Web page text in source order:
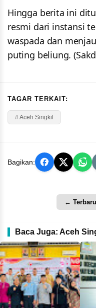
Hingga berita ini
resmi dari instansi
waspada dan
puting beliung.
TAGAR TERKAIT:
# Aceh Singkil
Bagikan:
← Terbaru
Baca Juga: Aceh